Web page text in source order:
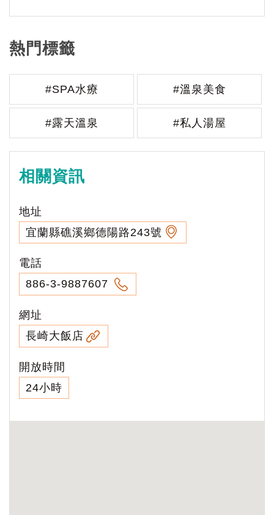
熱門標籤
#SPA水療 #溫泉美食
#露天溫泉 #私人湯屋
相關資訊
地址
宜蘭縣礁溪鄉德陽路243號
電話
886-3-9887607
網址
長崎大飯店
開放時間
24小時